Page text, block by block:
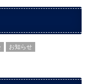
お知らせ